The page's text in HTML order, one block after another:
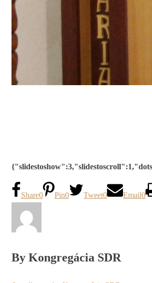
Share0 Pin0 Tweet0 Email0
By Kongregácia SDR